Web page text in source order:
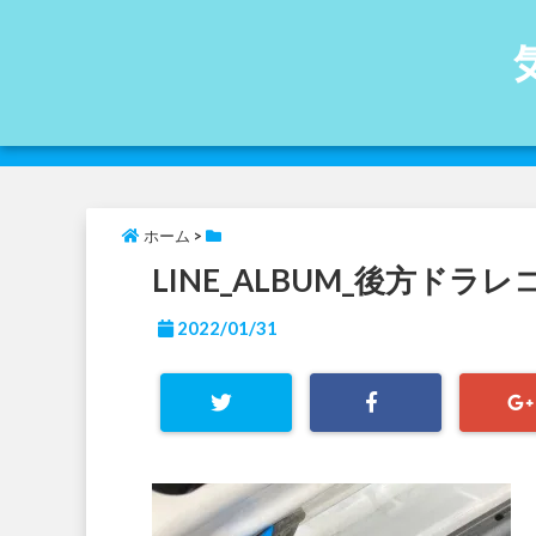
ホーム >
LINE_ALBUM_後方ドラレ
2022/01/31